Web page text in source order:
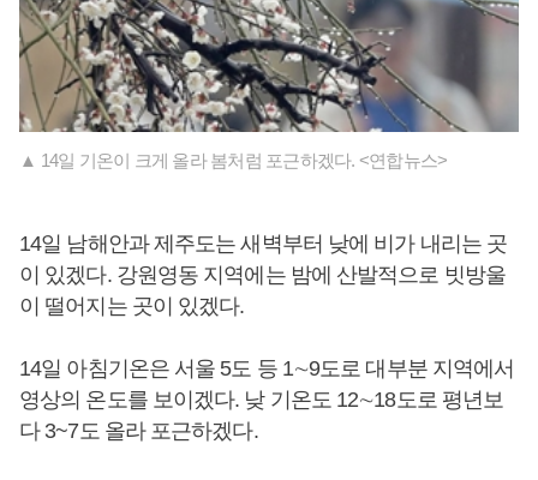
▲ 14일 기온이 크게 올라 봄처럼 포근하겠다. <연합뉴스>
14일 남해안과 제주도는 새벽부터 낮에 비가 내리는 곳
이 있겠다. 강원영동 지역에는 밤에 산발적으로 빗방울
이 떨어지는 곳이 있겠다.
14일 아침기온은 서울 5도 등 1∼9도로 대부분 지역에서
영상의 온도를 보이겠다. 낮 기온도 12∼18도로 평년보
다 3~7도 올라 포근하겠다.